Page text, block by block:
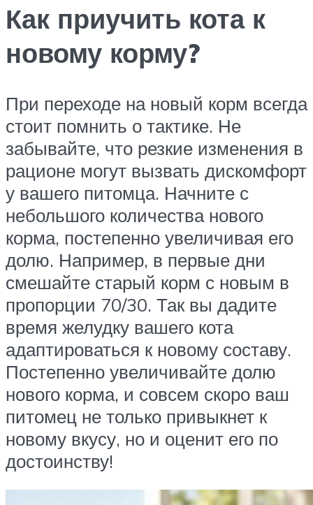
Как приучить кота к
новому корму?
При переходе на новый корм всегда
стоит помнить о тактике. Не
забывайте, что резкие изменения в
рационе могут вызвать дискомфорт
у вашего питомца. Начните с
небольшого количества нового
корма, постепенно увеличивая его
долю. Например, в первые дни
смешайте старый корм с новым в
пропорции 70/30. Так вы дадите
время желудку вашего кота
адаптироваться к новому составу.
Постепенно увеличивайте долю
нового корма, и совсем скоро ваш
питомец не только привыкнет к
новому вкусу, но и оценит его по
достоинству!